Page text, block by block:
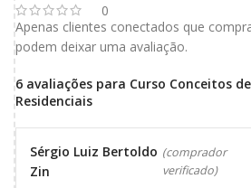
0
6 avaliações para Curso Conceitos
Residenciais
Sérgio Luiz Bertoldo
Zin
(comprador
verificado)
Apenas clientes conectados que
podem deixar uma avaliação.